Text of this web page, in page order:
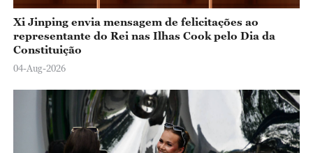
Xi Jinping envia mensagem de felicitações ao
representante do Rei nas Ilhas Cook pelo Dia da
Constituição
04-Aug-2026